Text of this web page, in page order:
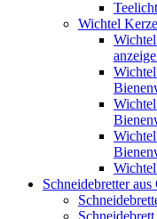
Wichtel
Schneidebretter aus